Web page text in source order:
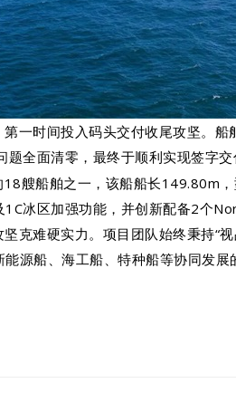
一时间投入码头交付收尾攻坚。
全面清零，最终于顺利实现签字交
艘船舶之一，该船船长149.80m
冰区加强功能，并创新配备2个
克难硬实力。项目团队始终秉持“
源船、海工船、特种船等协同发